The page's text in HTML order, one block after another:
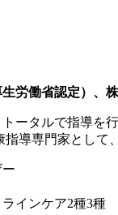
労働省認定）、
ータルで指導を
導専門家として
ー
インケア2種3種